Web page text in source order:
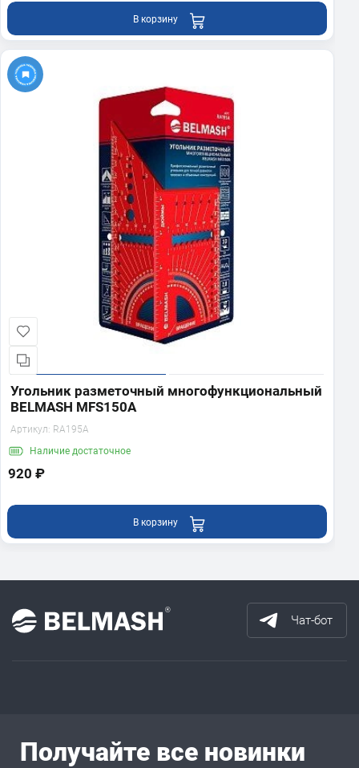
В корзину
Угольник разметочный многофункциональный
BELMASH MFS150A
Артикул: RA195A
Наличие достаточное
920 ₽
В корзину
Чат-бот
Получайте все новинки